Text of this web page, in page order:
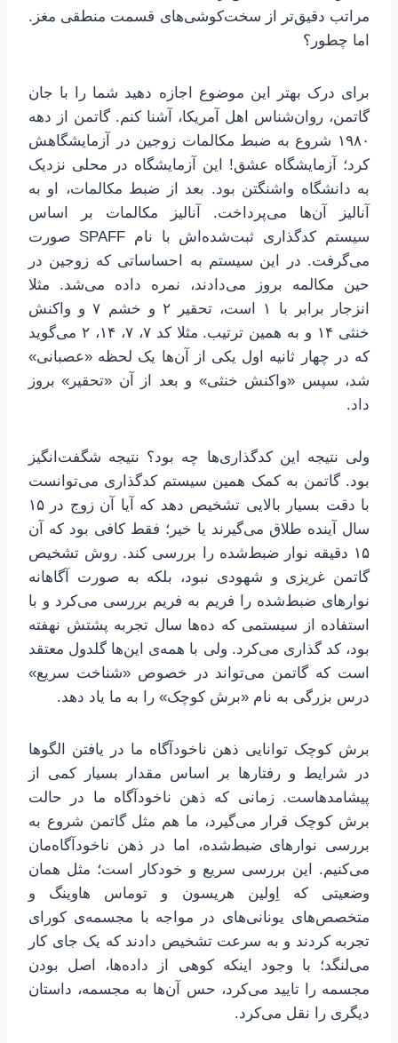
مراتب دقیق‌تر از سخت‌کوشی‌های قسمت منطقی مغز.
اما چطور؟
برای درک بهتر این موضوع اجازه دهید شما را با جان
گاتمن، روان‌شناس اهل آمریکا، آشنا کنم. گاتمن از دهه
۱۹۸۰ شروع به ضبط مکالمات زوجین در آزمایشگاهش
کرد؛ آزمایشگاه عشق! این آزمایشگاه در محلی نزدیک
به دانشگاه واشنگتن بود. بعد از ضبط مکالمات، او به
آنالیز آن‌ها می‌پرداخت. آنالیز مکالمات بر اساس
سیستم کدگذاری ثبت‌شده‌اش با نام SPAFF صورت
می‌گرفت. در این سیستم به احساساتی که زوجین در
حین مکالمه بروز می‌دادند، نمره داده می‌شد. مثلا
انزجار برابر با ۱ است، تحقیر ۲ و خشم ۷ و واکنش
خنثی ۱۴ و به همین ترتیب. مثلا کد ۷، ۷، ۱۴، ۲ می‌گوید
که در چهار ثانیه اول یکی از آن‌ها یک لحظه «عصبانی»
شد، سپس «واکنش خنثی» و بعد از آن «تحقیر» بروز
داد.
ولی نتیجه این کدگذاری‌ها چه بود؟ نتیجه شگفت‌انگیز
بود. گاتمن به کمک همین سیستم کدگذاری می‌توانست
با دقت بسیار بالایی تشخیص دهد که آیا آن زوج در ۱۵
سال آینده طلاق می‌گیرند یا خیر؛ فقط کافی بود که آن
۱۵ دقیقه نوار ضبط‌شده را بررسی کند. روش تشخیص
گاتمن غریزی و شهودی نبود، بلکه به صورت آگاهانه
نوارهای ضبط‌شده را فریم به فریم بررسی می‌کرد و با
استفاده از سیستمی که ده‌ها سال تجربه پشتش نهفته
بود، کد گذاری می‌کرد. ولی با همه‌ی این‌ها گلدول معتقد
است که گاتمن می‌تواند در خصوص «شناخت سریع»
درس بزرگی به نام «برش کوچک» را به ما یاد دهد.
برش کوچک توانایی ذهن ناخودآگاه ما در یافتن الگوها
در شرایط و رفتارها بر اساس مقدار بسیار کمی از
پیشامدهاست. زمانی که ذهن ناخودآگاه ما در حالت
برش کوچک قرار می‌گیرد، ما هم مثل گاتمن شروع به
بررسی نوارهای ضبط‌شده، اما در ذهن ناخودآگاه‌مان
می‌کنیم. این بررسی سریع و خودکار است؛ مثل همان
وضعیتی که اِولین هریسون و توماس هاوینگ و
متخصص‌های یونانی‌های در مواجه با مجسمه‌ی کورای
تجربه کردند و به سرعت تشخیص دادند که یک جای کار
می‌لنگد؛ با وجود اینکه کوهی از داده‌ها، اصل بودن
مجسمه را تایید می‌کرد، حس آن‌ها به مجسمه، داستان
دیگری را نقل می‌کرد.